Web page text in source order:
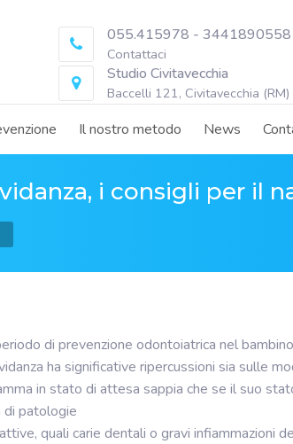
055.415978 - 3441890558
Contattaci
Studio Civitavecchia
Baccelli 121, Civitavecchia (RM)
Il nostro metodo News
i consigli per il
di prevenzione odontoiatrica nel
ha significative ripercussioni sia sulle
in stato di attesa sappia che se il suo
di patologie
quali carie dentali o gravi infiammazioni